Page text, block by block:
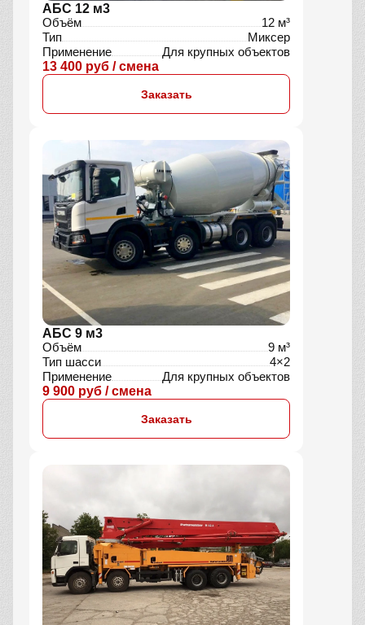
АБС 12 м3
Объём
12 м³
Тип
Миксер
Применение
Для крупных объектов
13 400 руб / смена
Заказать
АБС 9 м3
Объём
9 м³
Тип шасси
4×2
Применение
Для крупных объектов
9 900 руб / смена
Заказать